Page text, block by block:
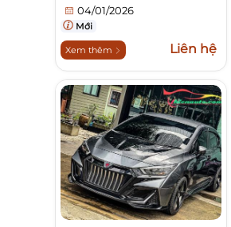
04/01/2026
Mới
Xem thêm Liên hệ